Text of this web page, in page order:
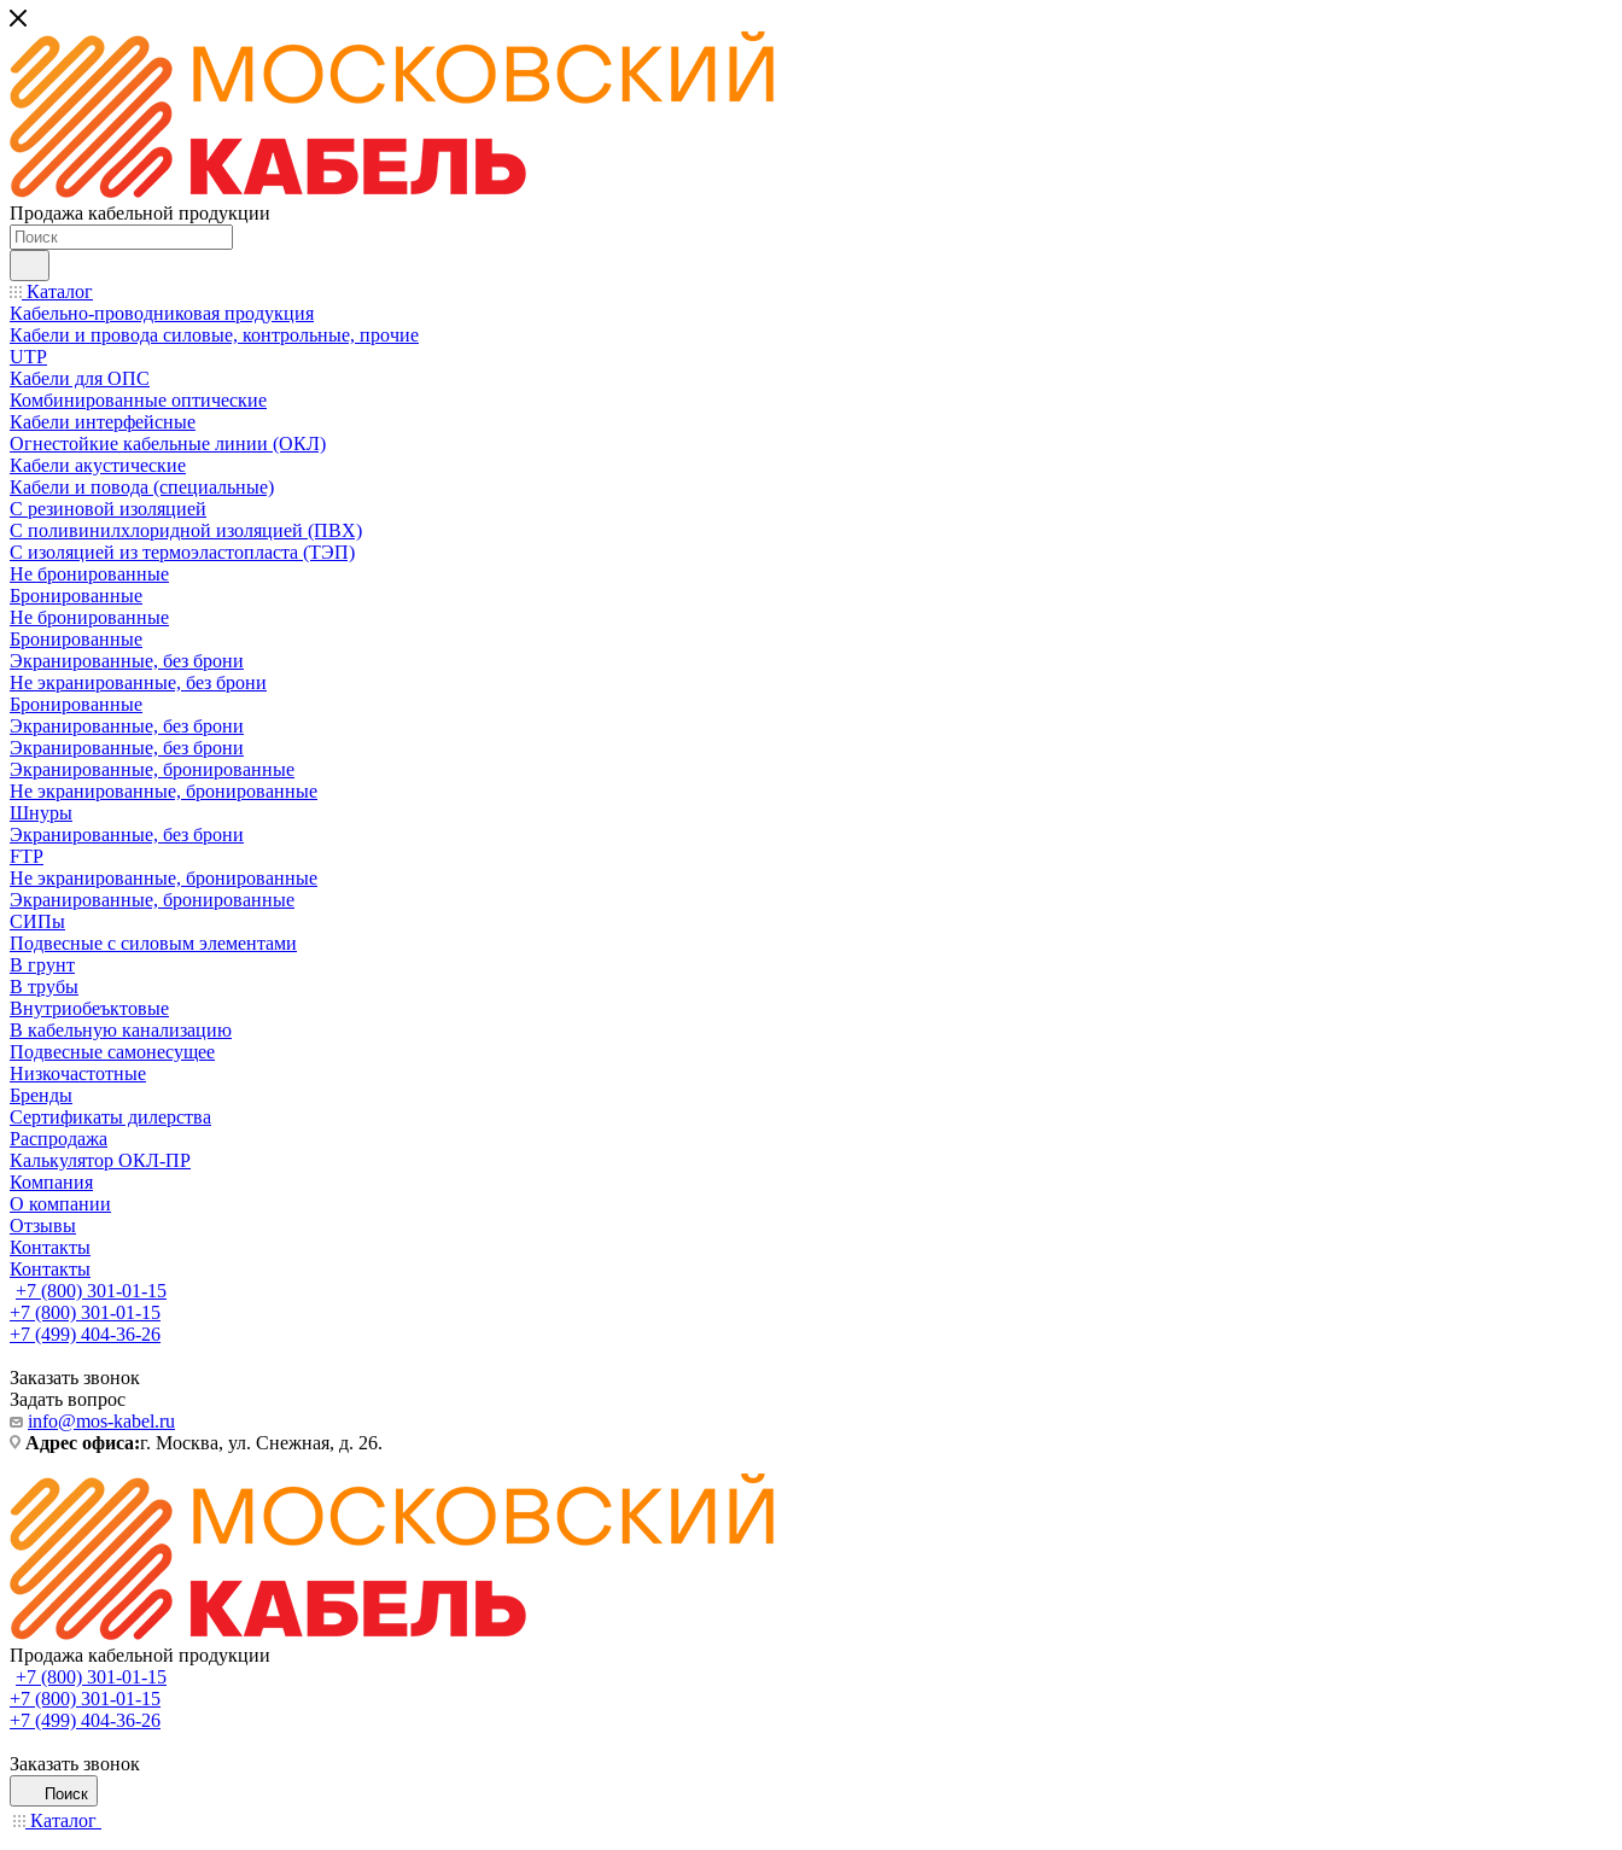
Продажа кабельной продукции
Каталог
Кабельно-проводниковая продукция
Кабели и провода силовые, контрольные, прочие
UTP
Кабели для ОПС
Комбинированные оптические
Кабели интерфейсные
Огнестойкие кабельные линии (ОКЛ)
Кабели акустические
Кабели и повода (специальные)
С резиновой изоляцией
С поливинилхлоридной изоляцией (ПВХ)
С изоляцией из термоэластопласта (ТЭП)
Не бронированные
Бронированные
Не бронированные
Бронированные
Экранированные, без брони
Не экранированные, без брони
Бронированные
Экранированные, без брони
Экранированные, без брони
Экранированные, бронированные
Не экранированные, бронированные
Шнуры
Экранированные, без брони
FTP
Не экранированные, бронированные
Экранированные, бронированные
СИПы
Подвесные с силовым элементами
В грунт
В трубы
Внутриобеъктовые
В кабельную канализацию
Подвесные самонесущее
Низкочастотные
Бренды
Сертификаты дилерства
Распродажа
Калькулятор ОКЛ-ПР
Компания
О компании
Отзывы
Контакты
Контакты
+7 (800) 301-01-15
+7 (800) 301-01-15
+7 (499) 404-36-26
Заказать звонок
Задать вопрос
info@mos-kabel.ru
Адрес офиса:г. Москва, ул. Снежная, д. 26.
Продажа кабельной продукции
+7 (800) 301-01-15
+7 (800) 301-01-15
+7 (499) 404-36-26
Заказать звонок
Поиск
Каталог